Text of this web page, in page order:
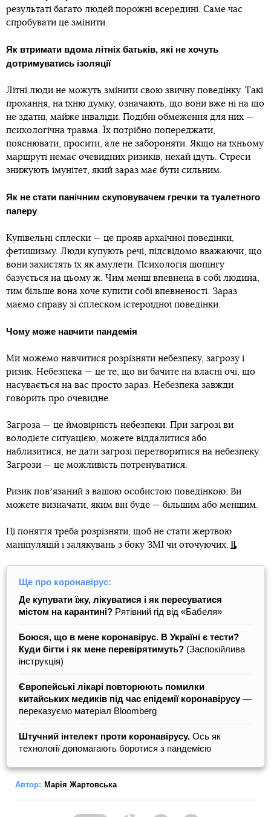
результаті багато людей порожні всередині. Саме час
спробувати це змінити.
Як втримати вдома літніх батьків, які не хочуть
дотримуватись ізоляції
Літні люди не можуть змінити свою звичну поведінку. Такі
прохання, на їхню думку, означають, що вони вже ні на що
не здатні, майже інваліди. Подібні обмеження для них —
психологічна травма. Їх потрібно попереджати,
пояснювати, просити, але не забороняти. Якщо на їхньому
маршруті немає очевидних ризиків, нехай ідуть. Стреси
знижують імунітет, який зараз має бути сильним.
Як не стати панічним скуповувачем гречки та туалетного
паперу
Купівельні сплески — це прояв архаїчної поведінки,
фетишизму. Люди купують речі, підсвідомо вважаючи, що
вони захистять їх як амулети. Психологія шопінгу
базується на цьому ж. Чим менш впевнена в собі людина,
тим більше вона хоче купити собі впевненості. Зараз
маємо справу зі сплеском істероїдної поведінки.
Чому може навчити пандемія
Ми можемо навчитися розрізняти небезпеку, загрозу і
ризик. Небезпека — це те, що ви бачите на власні очі, що
насувається на вас просто зараз. Небезпека завжди
говорить про очевидне.
Загроза — це ймовірність небезпеки. При загрозі ви
володієте ситуацією, можете віддалитися або
наблизитися, не дати загрозі перетворитися на небезпеку.
Загрози — це можливість потренуватися.
Ризик повʼязаний з вашою особистою поведінкою. Ви
можете визначати, яким він буде — більшим або меншим.
Ці поняття треба розрізняти, щоб не стати жертвою
маніпуляцій і залякувань з боку ЗМІ чи оточуючих.
Ще про коронавірус:
Де купувати їжу, лікуватися і як пересуватися
містом на карантині? Рятівний гід від «Бабеля»
Боюся, що в мене коронавірус. В Україні є тести?
Куди бігти і як мене перевірятимуть? (Заспокійлива
інструкція)
Європейські лікарі повторюють помилки
китайських медиків під час епідемії коронавірусу—
переказуємо матеріал Bloomberg
Штучний інтелект проти коронавірусу. Ось як
технології допомагають боротися з пандемією
Автор: Марія Жартовська